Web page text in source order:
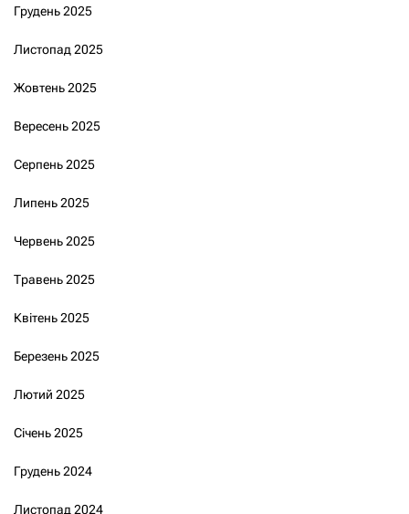
Грудень 2025
Листопад 2025
Жовтень 2025
Вересень 2025
Серпень 2025
Липень 2025
Червень 2025
Травень 2025
Квітень 2025
Березень 2025
Лютий 2025
Січень 2025
Грудень 2024
Листопад 2024